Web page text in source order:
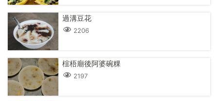
過溝豆花
2206
椬梧廟後阿婆碗粿
2197